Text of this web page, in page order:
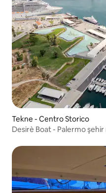
Tekne - Centro Storico
Desirè Boat - Palermo